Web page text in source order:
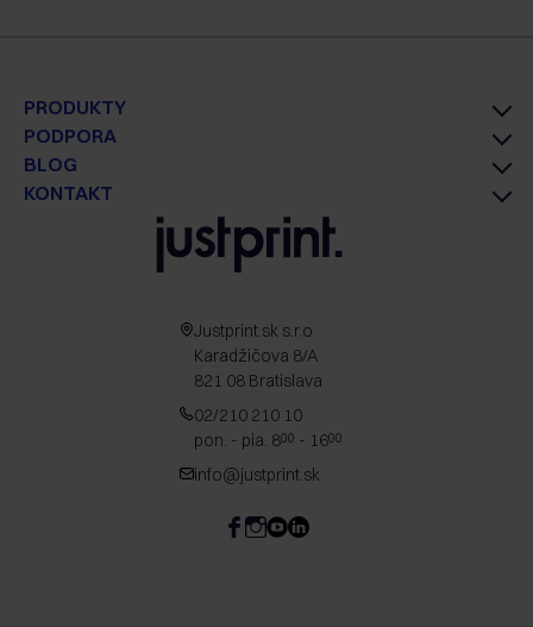
PRODUKTY
PODPORA
BLOG
KONTAKT
Justprint.sk s.r.o.
Karadžičova 8/A
821 08 Bratislava
02/210 210 10
pon. - pia. 800 - 1600
info@justprint.sk